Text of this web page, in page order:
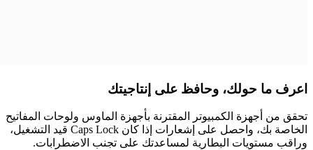
اعرف ما حولك، وحافظ على إنتاجيتك
تحقق من أجهزة الكمبيوتر المقترنة بأجهزة الماوس ولوحات المفاتيح
الخاصة بك، واحصل على إشعارات إذا كان Caps Lock قيد التشغيل،
وراقب مستويات البطارية لمساعدتك على تجنب الاضطرابات.